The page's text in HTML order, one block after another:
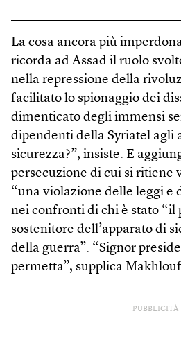
La cosa ancora più
ricorda ad Assad il ruolo
nella repressione della
facilitato lo spionaggio dei
dimenticato degli immensi
dipendenti della Syriatel agli
sicurezza?”, insiste. E
persecuzione di cui si ritiene
“una violazione delle leggi e
nei confronti di chi è stato “il
sostenitore dell’apparato di
della guerra”. “Signor
permetta”, supplica
PUBBLICITÀ